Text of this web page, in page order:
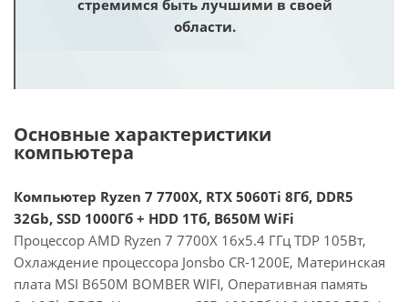
стремимся быть лучшими в своей
области.
Основные характеристики
компьютера
Компьютер Ryzen 7 7700X, RTX 5060Ti 8Гб, DDR5
32Gb, SSD 1000Гб + HDD 1Тб, B650M WiFi
Процессор AMD Ryzen 7 7700X 16x5.4 ГГц TDP 105Вт,
Охлаждение процессора Jonsbo CR-1200E, Материнская
плата MSI B650M BOMBER WIFI, Оперативная память